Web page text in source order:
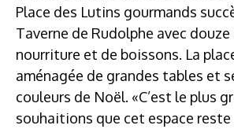
Place des Lutins gourmands
Taverne de Rudolphe avec
nourriture et de boissons. La
aménagée de grandes tables et
couleurs de Noël. «C’est le plus
souhaitions que cet espace reste